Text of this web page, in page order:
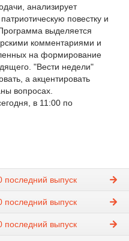
анализирует
повестку и
выделяется
комментариями и
на формирование
"Вести недели"
а акцентировать
вопросах.
в 11:00 по
последний выпуск
последний выпуск
последний выпуск